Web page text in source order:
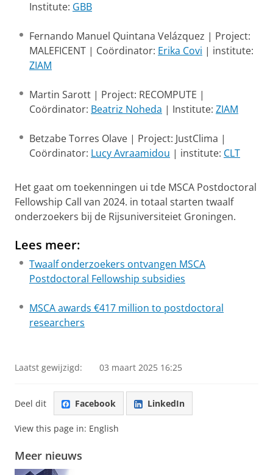
Institute: GBB
Fernando Manuel Quintana Velázquez | Project:
MALEFICENT | Coördinator: Erika Covi | institute:
ZIAM
Martin Sarott | Project: RECOMPUTE |
Coördinator: Beatriz Noheda | Institute: ZIAM
Betzabe Torres Olave | Project: JustClima |
Coördinator: Lucy Avraamidou | institute: CLT
Het gaat om toekenningen ui tde MSCA Postdoctoral
Fellowship Call van 2024. in totaal starten twaalf
onderzoekers bij de Rijsuniversiteiet Groningen.
Lees meer:
Twaalf onderzoekers ontvangen MSCA
Postdoctoral Fellowship subsidies
MSCA awards €417 million to postdoctoral
researchers
Laatst gewijzigd: 03 maart 2025 16:25
Deel dit Facebook LinkedIn
View this page in: English
Meer nieuws